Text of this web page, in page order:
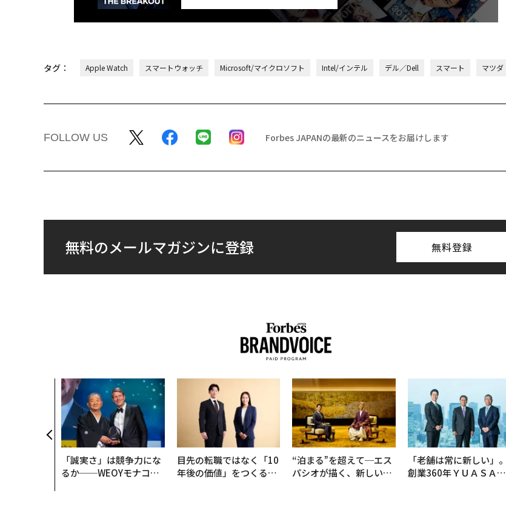
タグ： Apple Watch スマートウォッチ Microsoft/マイクロソフト Intel/インテル デル／Dell スマート マツダ
FOLLOW US Forbes JAPANの最新のニュースをお届けします
無料のメールマガジンに登録 無料登録
「誠実さ」は競争力にな
るか──WEOYモナコで
目先の転職ではなく「10
年後の価値」をつくる─
“泊まる”を超えて─エス
パシオが描く、新しい日
「老舗は常に新しい」。
創業360年ＹＵＡＳＡと